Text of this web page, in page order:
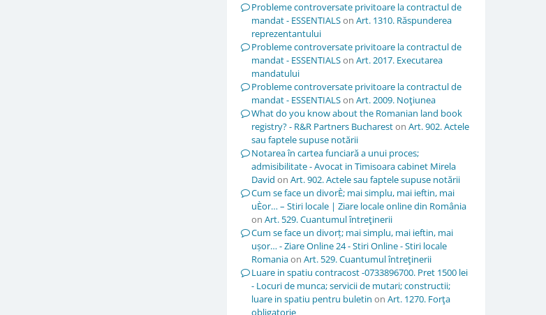
Probleme controversate privitoare la contractul de
mandat - ESSENTIALSon Art. 1310. Răspunderea
reprezentantului
Probleme controversate privitoare la contractul de
mandat - ESSENTIALSon Art. 2017. Executarea
mandatului
Probleme controversate privitoare la contractul de
mandat - ESSENTIALSon Art. 2009. Noţiunea
What do you know about the Romanian land book
registry? - R&R Partners Buchareston Art. 902. Actele
sau faptele supuse notării
Notarea în cartea funciară a unui proces;
admisibilitate - Avocat in Timisoara cabinet Mirela
David on Art. 902. Actele sau faptele supuse notării
Cum se face un divorÈ; mai simplu, mai ieftin, mai
uÈor… – Stiri locale | Ziare locale online din România
on Art. 529. Cuantumul întreţinerii
Cum se face un divorț; mai simplu, mai ieftin, mai
ușor… - Ziare Online 24 - Stiri Online - Stiri locale
Romaniaon Art. 529. Cuantumul întreţinerii
Luare in spatiu contracost -0733896700. Pret 1500 lei
- Locuri de munca; servicii de mutari; constructii;
luare in spatiu pentru buletin on Art. 1270. Forţa